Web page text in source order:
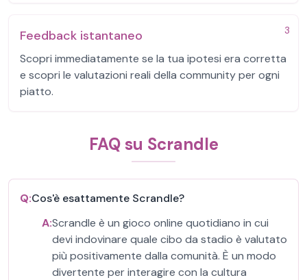
3
Feedback istantaneo
Scopri immediatamente se la tua ipotesi era corretta
e scopri le valutazioni reali della community per ogni
piatto.
FAQ su Scrandle
Q:Cos'è esattamente Scrandle?
A:Scrandle è un gioco online quotidiano in cui
devi indovinare quale cibo da stadio è valutato
più positivamente dalla comunità. È un modo
divertente per interagire con la cultura